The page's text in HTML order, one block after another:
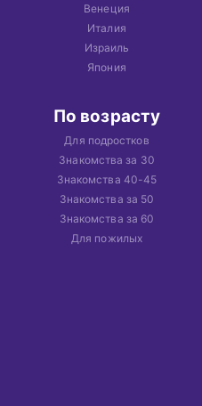
Венеция
Италия
Израиль
Япония
По возрасту
Для подростков
Знакомства за 30
Знакомства 40-45
Знакомства за 50
Знакомства за 60
Для пожилых